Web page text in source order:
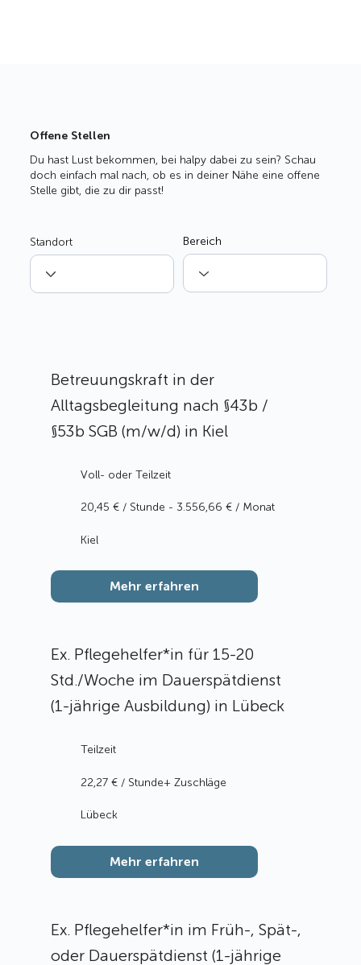
Offene Stellen
Du hast Lust bekommen, bei halpy dabei zu sein? Schau
doch einfach mal nach, ob es in deiner Nähe eine offene
Stelle gibt, die zu dir passt!
Standort Bereich
Betreuungskraft in der
Alltagsbegleitung nach §43b /
§53b SGB (m/w/d) in Kiel
20,45 € / Stunde - 3.556,66 € / Monat
Kiel
Voll- oder Teilzeit
Mehr erfahren
Ex. Pflegehelfer*in für 15-20
Std./Woche im Dauerspätdienst
(1-jährige Ausbildung) in Lübeck
22,27 € / Stunde+ Zuschläge
Lübeck
Teilzeit
Mehr erfahren
Ex. Pflegehelfer*in im Früh-, Spät-,
oder Dauerspätdienst (1-jährige